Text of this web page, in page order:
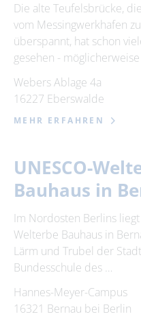
Die alte Teufelsbrücke,
vom Messingwerkhafen
überspannt, hat schon
gesehen -
Webers Ablage 4a
16227 Eberswalde
MEHR ERFAHREN
UNESCO-
Bauhaus in
Im Nordosten Berlins
Welterbe Bauhaus in
Lärm und Trubel der
Bundesschule des …
Hannes-Meyer-Campus
16321 Bernau bei Berlin